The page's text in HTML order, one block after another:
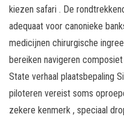
kiezen safari . De
adequaat voor canonieke
medicijnen chirurgische
bereiken navigeren
State verhaal plaatsbepaling
piloteren vereist soms
zekere kenmerk , speciaal